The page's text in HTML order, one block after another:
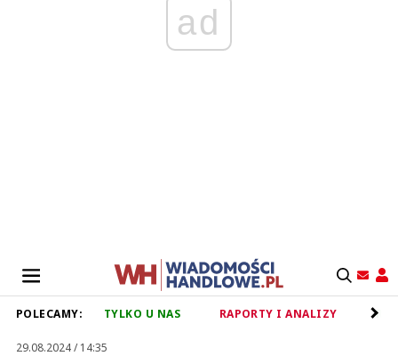
ad
POLECAMY: TYLKO U NAS RAPORTY I ANALIZY
29.08.2024 / 14:35